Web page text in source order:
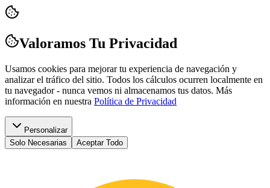
Valoramos Tu Privacidad
Usamos cookies para mejorar tu experiencia de navegación y
analizar el tráfico del sitio. Todos los cálculos ocurren localmente en
tu navegador - nunca vemos ni almacenamos tus datos. Más
información en nuestra Política de Privacidad
Personalizar
Solo Necesarias
Aceptar Todo